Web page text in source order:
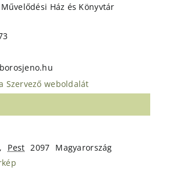
, Pest 2097 Magyarország
Ház és Könyvtár
Szervező weboldalát